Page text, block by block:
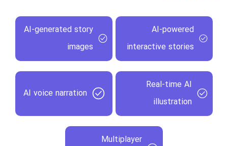
AI-powered
interactive stories
AI-generated story
images
Real-time AI
illustration
AI voice narration
Multiplayer